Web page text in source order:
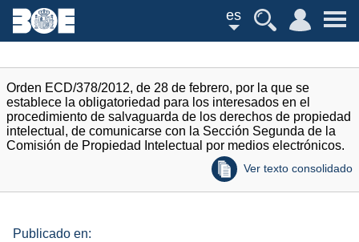
es
Orden ECD/378/2012, de 28 de febrero, por la que se
establece la obligatoriedad para los interesados en el
procedimiento de salvaguarda de los derechos de propiedad
intelectual, de comunicarse con la Sección Segunda de la
Comisión de Propiedad Intelectual por medios electrónicos.
Ver texto consolidado
Publicado en: